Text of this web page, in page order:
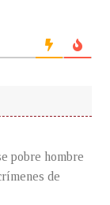
pobre hombre
de